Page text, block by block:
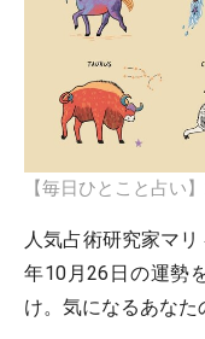
【毎日ひとこと占い
人気占術研究家マ
年10月26日の運勢
け。気になるあなた